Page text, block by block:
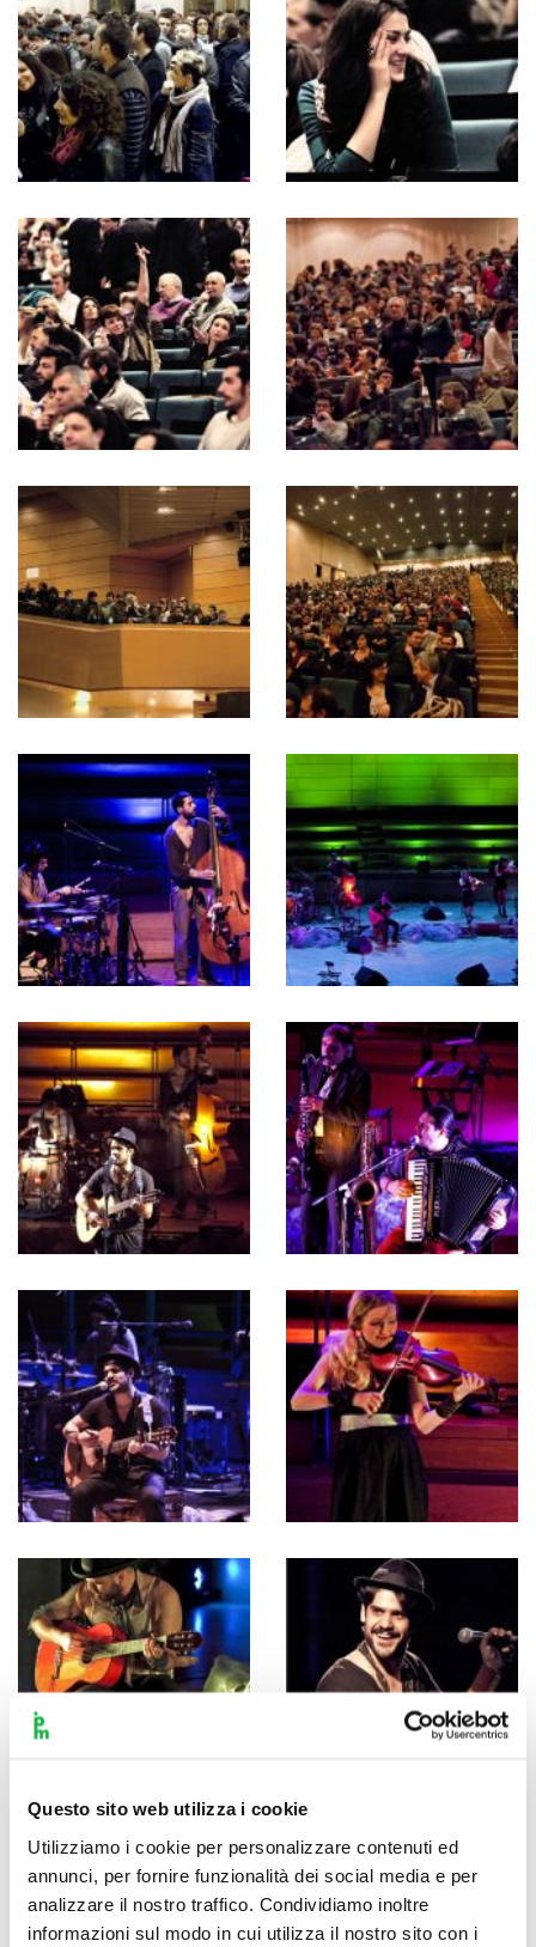
Questo sito web utilizza i cookie
Utilizziamo i cookie per personalizzare contenuti ed
annunci, per fornire funzionalità dei social media e per
analizzare il nostro traffico. Condividiamo inoltre
informazioni sul modo in cui utilizza il nostro sito con i